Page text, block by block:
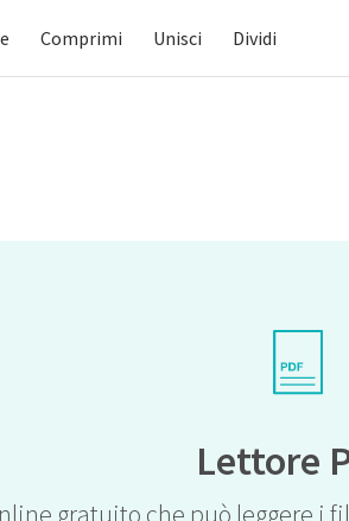
Comprimi Unisci Dividi
Lettore
gratuito che può leggere i